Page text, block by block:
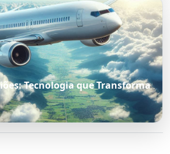
Tecnologia que Transforma